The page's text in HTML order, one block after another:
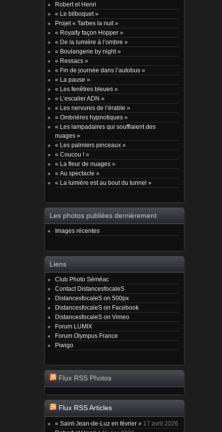
Robert et Henri
« Le bilboquet »
Projet « Tarbes la nuit »
« Royalty façon Hopper »
« De la lumière à l’ombre »
« Boulangerie by night »
« Ressacs »
« Fin de journée dans l’autobus »
« La pause »
« Les fenêtres bleues »
« L’escalier ADN »
« Les nervures de l’érable »
« Ombrières hypnotiques »
« Les lampadaires qui soufflaient des
nuages »
« Les palmiers pinceaux »
« Coucou ! »
« La fleur de nuages »
« Au spectacle »
« La lumière est au bout du tunnel »
Les photos publiées dernièrement
Images récentes
Liens
Club Photo Séméac
Contact DistancesfocaleS
DistancesfocaleS on 500px
DistancesfocaleS on Facebook
DistancesfocaleS on Vimeo
Forum LUMIX
Forum Olympus France
Piwigo
Flux RSS Photos
Flux RSS Articles
« Saint-Jean-de-Luz en février » 17 avril 2026